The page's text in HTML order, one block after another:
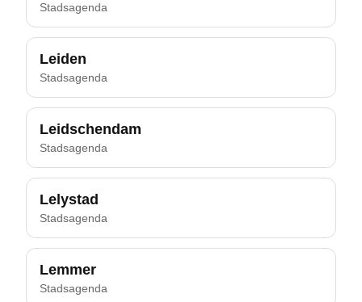
Stadsagenda
Leiden
Stadsagenda
Leidschendam
Stadsagenda
Lelystad
Stadsagenda
Lemmer
Stadsagenda